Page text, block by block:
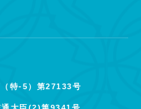
特-5）第27133号
通大臣(2)第9341号